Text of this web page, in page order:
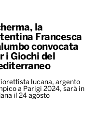
la
Francesca
convocata
i Giochi del
lucana, argento
a Parigi 2024, sarà in
il 24 agosto